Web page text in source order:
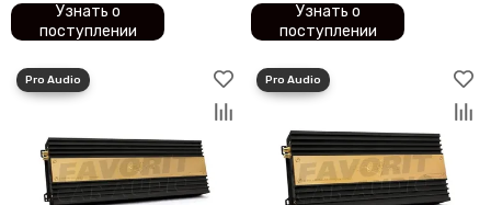
Skylor
Spl-Lab
SOaudio
SWAT
Stinger
SKY
Узнать о
поступлении
Узнать о
поступлении